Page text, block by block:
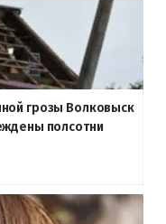
грозы Волковыск
полсотни